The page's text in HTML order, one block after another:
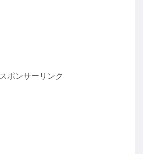
スポンサーリンク